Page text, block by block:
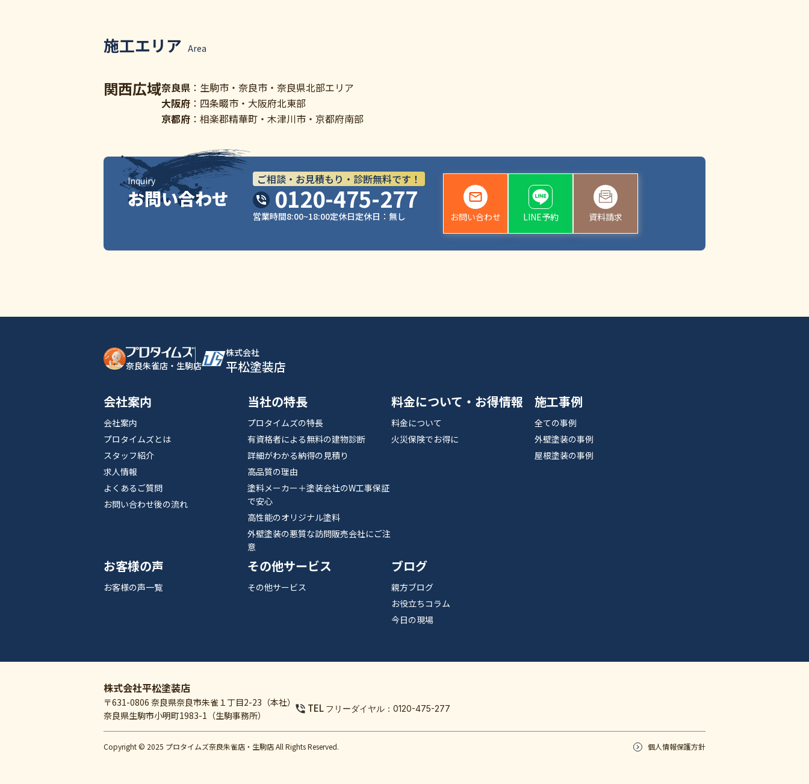
施工エリア Area
関西広域奈良県 ：生駒市・奈良市・奈良県北部エリア
大阪府 ：四条畷市・大阪府北東部
京都府 ：相楽郡精華町・木津川市・京都府南部
お問い合わせ
Inquiry ご相談・お見積もり・診断無料です！
0120-475-277
営業時間8:00~18:00定休日定休日：無し お問い合わせ LINE予約 資料請求
奈良朱雀店・生駒店
株式会社
平松塗装店
会社案内
会社案内
プロタイムズとは
スタッフ紹介
求人情報
よくあるご質問
お問い合わせ後の流れ
当社の特長
プロタイムズの特長
有資格者による無料の建物診断
詳細がわかる納得の見積り
高品質の理由
塗料メーカー＋塗装会社のW工事保証
で安心
高性能のオリジナル塗料
外壁塗装の悪質な訪問販売会社にご注
意
料金について・お得情報
料金について
火災保険でお得に
施工事例
全ての事例
外壁塗装の事例
屋根塗装の事例
お客様の声
お客様の声一覧
その他サービス
その他サービス
ブログ
親方ブログ
お役立ちコラム
今日の現場
株式会社平松塗装店
〒631-0806 奈良県奈良市朱雀１丁目2-23（本社）
奈良県生駒市小明町1983-1（生駒事務所）
TEL フリーダイヤル：0120-475-277
Copyright © 2025 プロタイムズ奈良朱雀店・生駒店 All Rights Reserved. 個人情報保護方針